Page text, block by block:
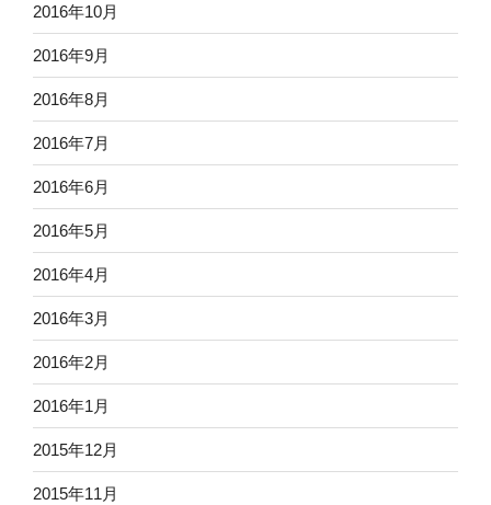
2016年10月
2016年9月
2016年8月
2016年7月
2016年6月
2016年5月
2016年4月
2016年3月
2016年2月
2016年1月
2015年12月
2015年11月